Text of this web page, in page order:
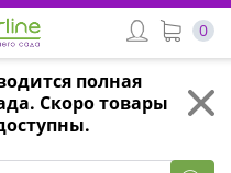
полная
Скоро товары
0